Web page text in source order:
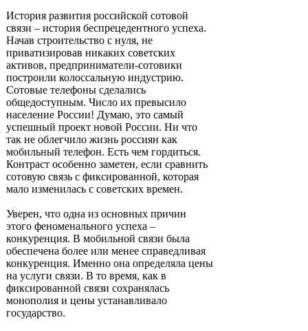
История развития российской сотовой
связи – история беспрецедентного успеха.
Начав строительство с нуля, не
приватизировав никаких советских
активов, предприниматели-сотовики
построили колоссальную индустрию.
Сотовые телефоны сделались
общедоступным. Число их превысило
население России! Думаю, это самый
успешный проект новой России. Ни что
так не облегчило жизнь россиян как
мобильный телефон. Есть чем гордиться.
Контраст особенно заметен, если сравнить
сотовую связь с фиксированной, которая
мало изменилась с советских времен.
Уверен, что одна из основных причин
этого феноменального успеха –
конкуренция. В мобильной связи была
обеспечена более или менее справедливая
конкуренция. Именно она определяла цены
на услуги связи. В то время, как в
фиксированной связи сохранялась
монополия и цены устанавливало
государство.